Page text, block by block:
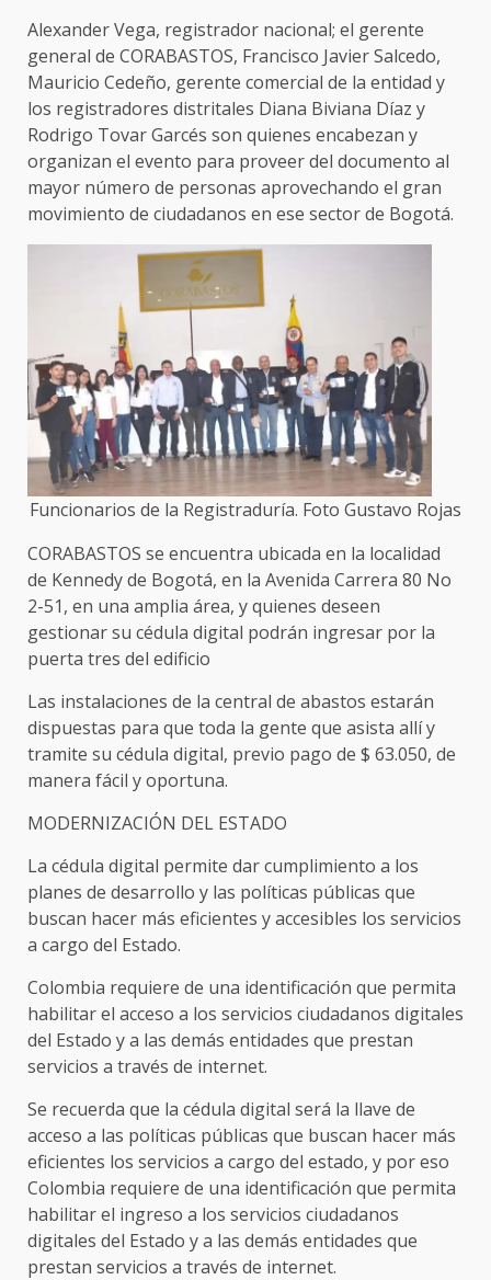
Alexander Vega, registrador nacional; el gerente
general de CORABASTOS, Francisco Javier Salcedo,
Mauricio Cedeño, gerente comercial de la entidad y
los registradores distritales Diana Biviana Díaz y
Rodrigo Tovar Garcés son quienes encabezan y
organizan el evento para proveer del documento al
mayor número de personas aprovechando el gran
movimiento de ciudadanos en ese sector de Bogotá.
Funcionarios de la Registraduría. Foto Gustavo Rojas
CORABASTOS se encuentra ubicada en la localidad
de Kennedy de Bogotá, en la Avenida Carrera 80 No
2-51, en una amplia área, y quienes deseen
gestionar su cédula digital podrán ingresar por la
puerta tres del edificio
Las instalaciones de la central de abastos estarán
dispuestas para que toda la gente que asista allí y
tramite su cédula digital, previo pago de $ 63.050, de
manera fácil y oportuna.
MODERNIZACIÓN DEL ESTADO
La cédula digital permite dar cumplimiento a los
planes de desarrollo y las políticas públicas que
buscan hacer más eficientes y accesibles los servicios
a cargo del Estado.
Colombia requiere de una identificación que permita
habilitar el acceso a los servicios ciudadanos digitales
del Estado y a las demás entidades que prestan
servicios a través de internet.
Se recuerda que la cédula digital será la llave de
acceso a las políticas públicas que buscan hacer más
eficientes los servicios a cargo del estado, y por eso
Colombia requiere de una identificación que permita
habilitar el ingreso a los servicios ciudadanos
digitales del Estado y a las demás entidades que
prestan servicios a través de internet.